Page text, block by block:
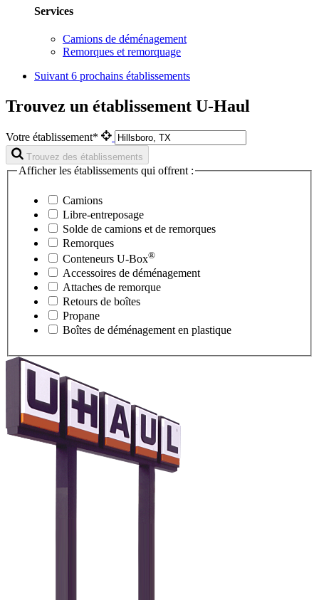
Services
Camions de déménagement
Remorques et remorquage
Suivant 6 prochains établissements
Trouvez un établissement U-Haul
Votre établissement*
Trouvez des établissements
Afficher les établissements qui offrent :
Camions
Libre-entreposage
Solde de camions et de remorques
Remorques
Conteneurs U-Box®
Accessoires de déménagement
Attaches de remorque
Retours de boîtes
Propane
Boîtes de déménagement en plastique